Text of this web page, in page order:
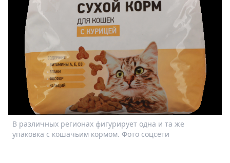
Звезды
Выборы
Metro
В различных регионах фигурирует одна и та же
упаковка с кошачьим кормом. Фото соцсети